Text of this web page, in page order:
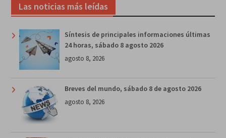
Las noticias más leídas
Síntesis de principales informaciones últimas
24 horas, sábado 8 agosto 2026
agosto 8, 2026
Breves del mundo, sábado 8 de agosto 2026
agosto 8, 2026